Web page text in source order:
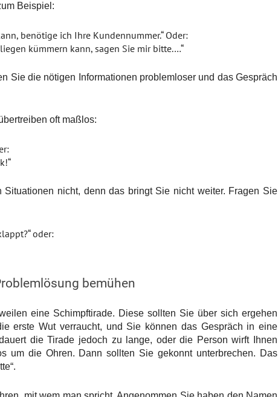
Beispiel:
benötige ich Ihre Kundennummer.“ Oder:
kümmern kann, sagen Sie mir bitte.…“
Sie die nötigen Informationen problemloser und das Gespräch
oft maßlos:
Situationen nicht, denn das bringt Sie nicht weiter. Fragen Sie
oder:
bemühen
eine Schimpftirade. Diese sollten Sie über sich ergehen
erste Wut verraucht, und Sie können das Gespräch in eine
die Tirade jedoch zu lange, oder die Person wirft Ihnen
um die Ohren. Dann sollten Sie gekonnt unterbrechen. Das